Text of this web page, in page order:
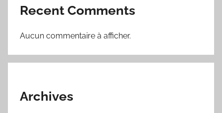
Recent Comments
Aucun commentaire à afficher.
Archives